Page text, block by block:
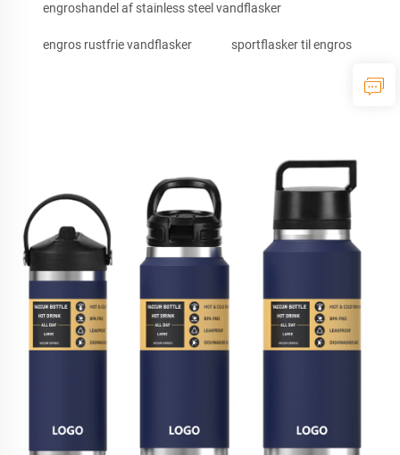
engroshandel af stainless steel vandflasker
engros rustfrie vandflasker sportflasker til engros